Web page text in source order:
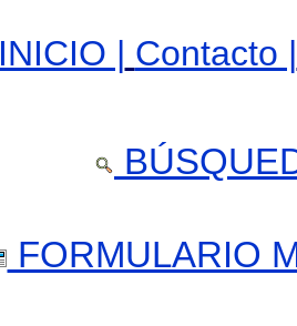
INICIO | Contacto |
FORMULARIO